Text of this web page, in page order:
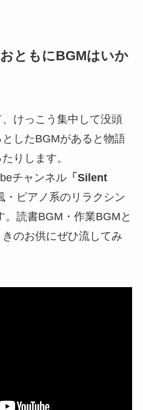
ともにBGMはいか
けっこう集中して没頭
したBGMがあると物語
りします。
チャンネル「Silent
・ピアノ系のリラクシン
。読書BGM・作業BGMと
のお供にぜひ流してみ